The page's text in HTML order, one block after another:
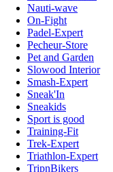
Nauti-wave
On-Fight
Padel-Expert
Pecheur-Store
Pet and Garden
Slowood Interior
Smash-Expert
Sneak'In
Sneakids
Sport is good
Training-Fit
Trek-Expert
Triathlon-Expert
TripnBikers